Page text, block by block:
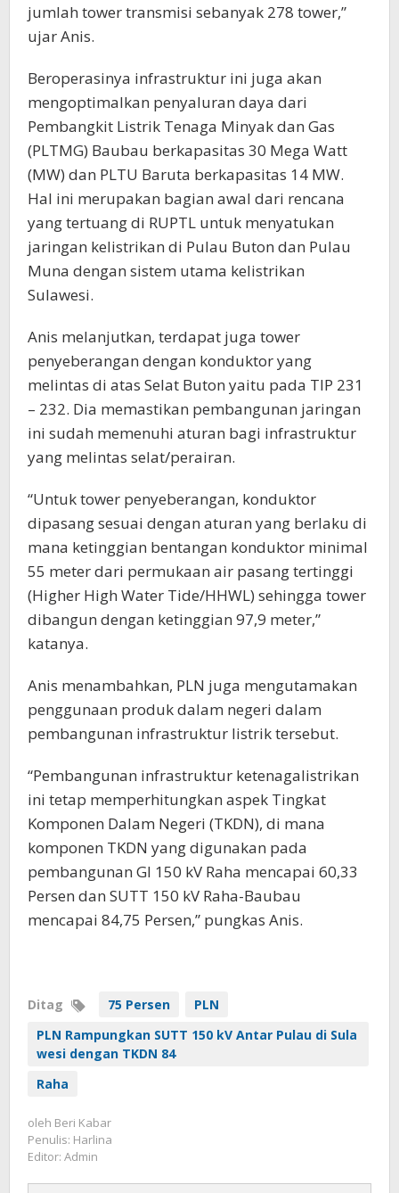
jumlah tower transmisi sebanyak 278 tower,”
ujar Anis.
Beroperasinya infrastruktur ini juga akan
mengoptimalkan penyaluran daya dari
Pembangkit Listrik Tenaga Minyak dan Gas
(PLTMG) Baubau berkapasitas 30 Mega Watt
(MW) dan PLTU Baruta berkapasitas 14 MW.
Hal ini merupakan bagian awal dari rencana
yang tertuang di RUPTL untuk menyatukan
jaringan kelistrikan di Pulau Buton dan Pulau
Muna dengan sistem utama kelistrikan
Sulawesi.
Anis melanjutkan, terdapat juga tower
penyeberangan dengan konduktor yang
melintas di atas Selat Buton yaitu pada TIP 231
– 232. Dia memastikan pembangunan jaringan
ini sudah memenuhi aturan bagi infrastruktur
yang melintas selat/perairan.
“Untuk tower penyeberangan, konduktor
dipasang sesuai dengan aturan yang berlaku di
mana ketinggian bentangan konduktor minimal
55 meter dari permukaan air pasang tertinggi
(Higher High Water Tide/HHWL) sehingga tower
dibangun dengan ketinggian 97,9 meter,”
katanya.
Anis menambahkan, PLN juga mengutamakan
penggunaan produk dalam negeri dalam
pembangunan infrastruktur listrik tersebut.
“Pembangunan infrastruktur ketenagalistrikan
ini tetap memperhitungkan aspek Tingkat
Komponen Dalam Negeri (TKDN), di mana
komponen TKDN yang digunakan pada
pembangunan GI 150 kV Raha mencapai 60,33
Persen dan SUTT 150 kV Raha-Baubau
mencapai 84,75 Persen,” pungkas Anis.
Ditag 75 Persen
PLN
PLN Rampungkan SUTT 150 kV Antar Pulau di Sula
wesi dengan TKDN 84
Raha
oleh Beri Kabar
Penulis: Harlina
Editor: Admin